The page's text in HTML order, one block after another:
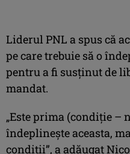
Liderul PNL a spus că
pe care trebuie să o
pentru a fi susţinut de
mandat.
„Este prima (condiţie –
îndeplineşte aceasta,
condiţii”, a adăugat